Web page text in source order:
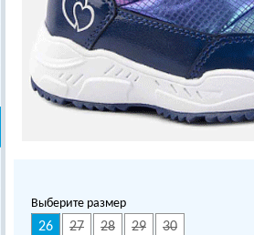
Выберите размер
26 27 28 29 30